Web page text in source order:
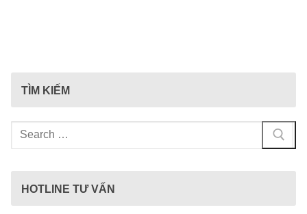
TÌM KIẾM
Tìm
kiếm
HOTLINE TƯ VẤN